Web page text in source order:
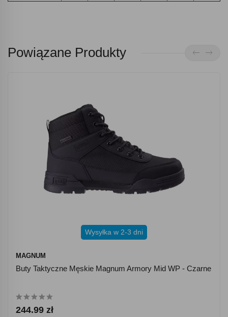
Powiązane Produkty
Wysyłka w 2-3 dni
MAGNUM
Buty Taktyczne Męskie Magnum Armory Mid WP - Czarne
244.99 zł